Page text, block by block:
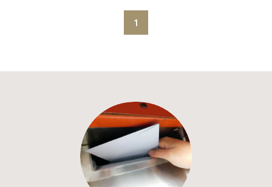
本社
〒941-0062 新潟県糸魚川市中央2-4-2
1